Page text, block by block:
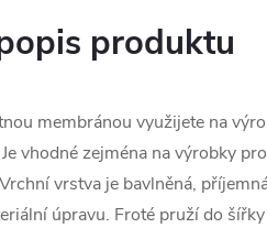
produktu
membránou využijete na
vhodné zejména na výrobky
vrstva je bavlněná,
úpravu. Froté pruží do